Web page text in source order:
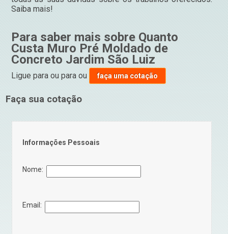
Saiba mais!
Para saber mais sobre Quanto
Custa Muro Pré Moldado de
Concreto Jardim São Luiz
Ligue paraou paraou faça uma cotação
Faça sua cotação
Informações Pessoais
Nome:
Email: